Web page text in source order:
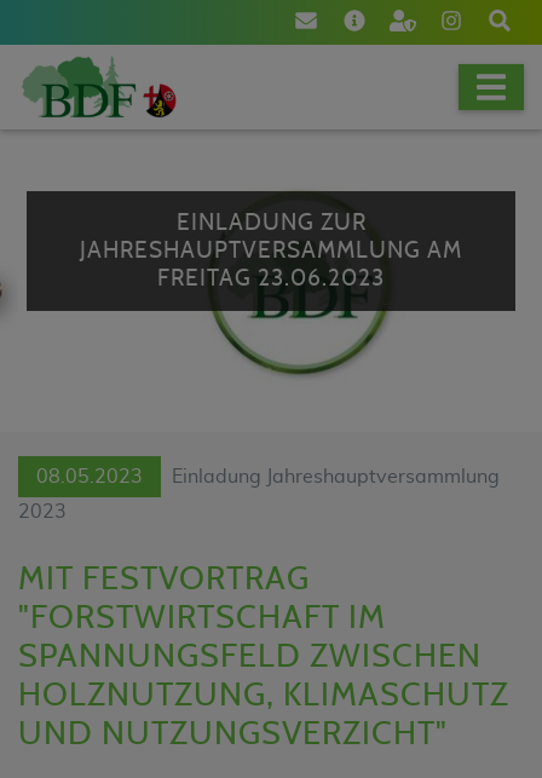
EINLADUNG ZUR
JAHRESHAUPTVERSAMMLUNG AM
FREITAG 23.06.2023
08.05.2023
Einladung Jahreshauptversammlung
2023
MIT FESTVORTRAG
"FORSTWIRTSCHAFT IM
SPANNUNGSFELD ZWISCHEN
HOLZNUTZUNG, KLIMASCHUTZ
UND NUTZUNGSVERZICHT"